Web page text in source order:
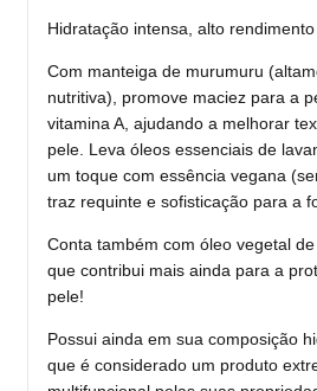
Hidratação intensa, alto
Com manteiga de murumuru
nutritiva), promove maciez para a
vitamina A, ajudando a melhorar
pele. Leva óleos essenciais de
um toque com essência vegana
traz requinte e sofisticação para a
Conta também com óleo vegetal de
que contribui mais ainda para a
pele!
Possui ainda em sua composição
que é considerado um produto